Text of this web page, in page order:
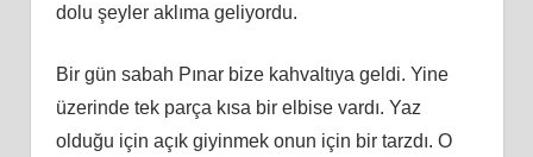
dolu şeyler aklıma geliyordu.
Bir gün sabah Pınar bize kahvaltıya geldi. Yine
üzerinde tek parça kısa bir elbise vardı. Yaz
olduğu için açık giyinmek onun için bir tarzdı. O